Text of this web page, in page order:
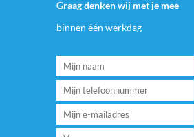
Graag denken wij met je mee
binnen één werkdag